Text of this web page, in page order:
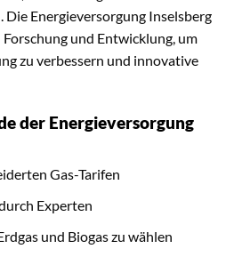
Die Energieversorgung Inselsberg
und Entwicklung, um
zu verbessern und innovative
der Energieversorgung
Gas-Tarifen
Experten
und Biogas zu wählen